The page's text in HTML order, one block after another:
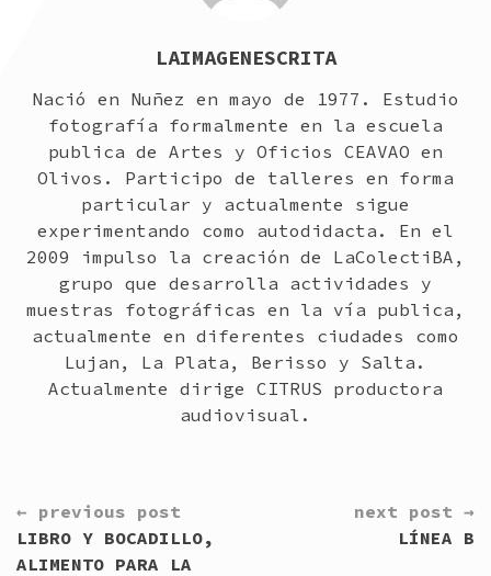
LAIMAGENESCRITA
Nació en Nuñez en mayo de 1977. Estudio
fotografía formalmente en la escuela
publica de Artes y Oficios CEAVAO en
Olivos. Participo de talleres en forma
particular y actualmente sigue
experimentando como autodidacta. En el
2009 impulso la creación de LaColectiBA,
grupo que desarrolla actividades y
muestras fotográficas en la vía publica,
actualmente en diferentes ciudades como
Lujan, La Plata, Berisso y Salta.
Actualmente dirige CITRUS productora
audiovisual.
CONTINUE
READING
← previous post
LIBRO Y BOCADILLO,
ALIMENTO PARA LA
next post →
LÍNEA B